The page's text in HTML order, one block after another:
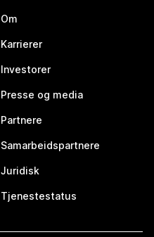
Om
Karrierer
Investorer
Presse og media
Partnere
Samarbeidspartnere
Juridisk
Tjenestestatus